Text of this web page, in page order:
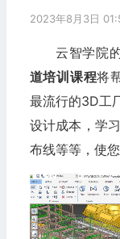
2023年8月3日
云智学院
道培训课程将
最流行的3D工
设计成本，学
布线等等，使